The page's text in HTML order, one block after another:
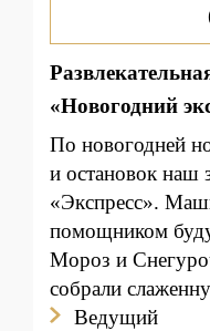
«Новогодний
По новогодней
и остановок наш
«Экспресс».
помощником
Мороз и
собрали
Ведущий